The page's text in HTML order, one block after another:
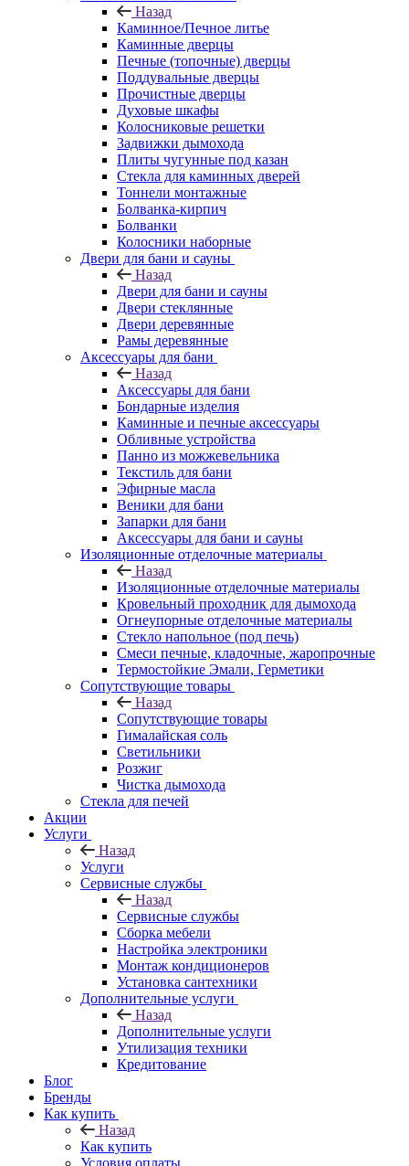
Назад
Каминное/Печное литье
Каминные дверцы
Печные (топочные) дверцы
Поддувальные дверцы
Прочистные дверцы
Духовые шкафы
Колосниковые решетки
Задвижки дымохода
Плиты чугунные под казан
Стекла для каминных дверей
Тоннели монтажные
Болванка-кирпич
Болванки
Колосники наборные
Двери для бани и сауны
Назад
Двери для бани и сауны
Двери стеклянные
Двери деревянные
Рамы деревянные
Аксессуары для бани
Назад
Аксессуары для бани
Бондарные изделия
Каминные и печные аксессуары
Обливные устройства
Панно из можжевельника
Текстиль для бани
Эфирные масла
Веники для бани
Запарки для бани
Аксессуары для бани и сауны
Изоляционные отделочные материалы
Назад
Изоляционные отделочные материалы
Кровельный проходник для дымохода
Огнеупорные отделочные материалы
Стекло напольное (под печь)
Смеси печные, кладочные, жаропрочные
Термостойкие Эмали, Герметики
Сопутствующие товары
Назад
Сопутствующие товары
Гималайская соль
Светильники
Розжиг
Чистка дымохода
Стекла для печей
Акции
Услуги
Назад
Услуги
Сервисные службы
Назад
Сервисные службы
Сборка мебели
Настройка электроники
Монтаж кондиционеров
Установка сантехники
Дополнительные услуги
Назад
Дополнительные услуги
Утилизация техники
Кредитование
Блог
Бренды
Как купить
Назад
Как купить
Условия оплаты